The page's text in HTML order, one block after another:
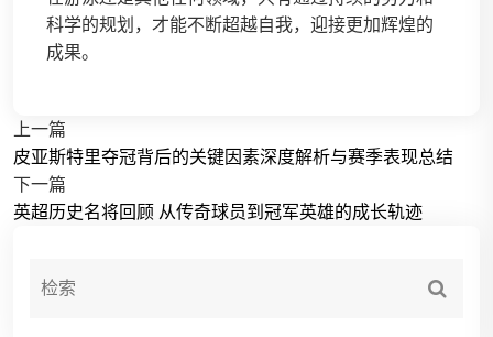
科学的规划，才能不断超越自我，迎接更加辉煌的
成果。
上一篇
皮亚斯特里夺冠背后的关键因素深度解析与赛季表现总结
下一篇
英超历史名将回顾 从传奇球员到冠军英雄的成长轨迹